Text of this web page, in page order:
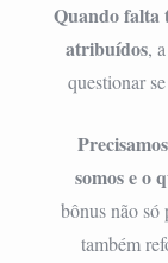
Quando falta
atribuídos,
questionar
somos e o
bônus não só
também